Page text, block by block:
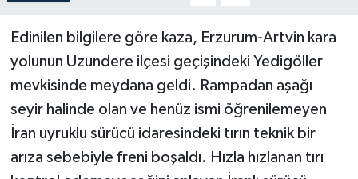
Edinilen bilgilere göre kaza, Erzurum-Artvin kara
yolunun Uzundere ilçesi geçişindeki Yedigöller
mevkisinde meydana geldi. Rampadan aşağı
seyir halinde olan ve henüz ismi öğrenilemeyen
İran uyruklu sürücü idaresindeki tırın teknik bir
arıza sebebiyle freni boşaldı. Hızla hızlanan tırı